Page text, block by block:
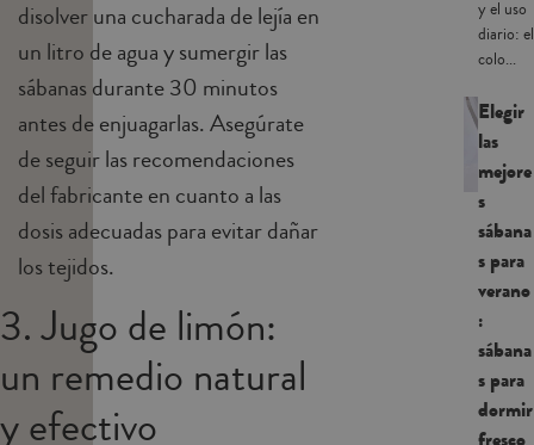
disolver una cucharada de lejía en
un litro de agua y sumergir las
sábanas durante 30 minutos
antes de enjuagarlas. Asegúrate
de seguir las recomendaciones
del fabricante en cuanto a las
dosis adecuadas para evitar dañar
los tejidos.
3. Jugo de limón:
un remedio natural
y efectivo
y el uso
diario: el
colo...
Elegir
las
mejore
s
sábana
s para
verano
:
sábana
s para
dormir